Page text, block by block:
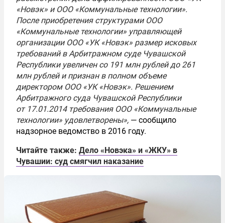
«Новэк» и ООО «Коммунальные технологии».
После приобретения структурами ООО
«Коммунальные технологии» управляющей
организации ООО «УК «Новэк» размер исковых
требований в Арбитражном суде Чувашской
Республики увеличен со 191 млн рублей до 261
млн рублей и признан в полном объеме
директором ООО «УК «Новэк». Решением
Арбитражного суда Чувашской Республики
от 17.01.2014требования ООО «Коммунальные
технологии» удовлетворены», — сообщило
надзорное ведомство в 2016 году.
Читайте также: Дело «Новэка» и «ЖКУ» в
Чувашии: суд смягчил наказание